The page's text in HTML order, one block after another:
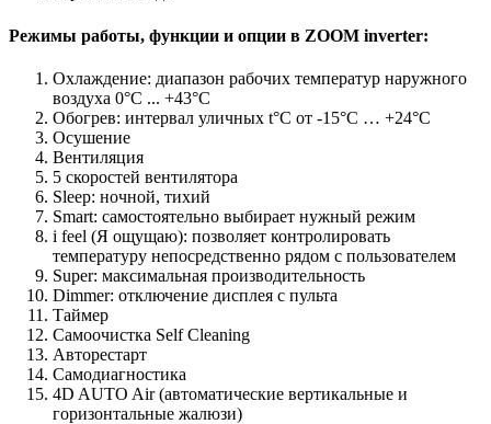
Режимы работы, функции и опции в ZOOM inverter:
Охлаждение: диапазон рабочих температур наружного
воздуха 0°C ... +43°C
Обогрев: интервал уличных t°C от -15°C … +24°C
Осушение
Вентиляция
5 скоростей вентилятора
Sleep: ночной, тихий
Smart: самостоятельно выбирает нужный режим
i feel (Я ощущаю): позволяет контролировать
температуру непосредственно рядом с пользователем
Super: максимальная производительность
Dimmer: отключение дисплея с пульта
Таймер
Самоочистка Self Cleaning
Авторестарт
Самодиагностика
4D AUTO Air (автоматические вертикальные и
горизонтальные жалюзи)